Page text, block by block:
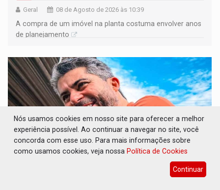
Geral 08 de Agosto de 2026 às 10:39
A compra de um imóvel na planta costuma envolver anos
de planejamento
DO HOSPITAL AO CAMPO: Veja as mais de
Nós usamos cookies em nosso site para oferecer a melhor
experiência possível. Ao continuar a navegar no site, você
concorda com esse uso. Para mais informações sobre
como usamos cookies, veja nossa Política de Cookies
Continuar